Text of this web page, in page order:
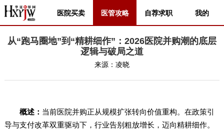
医院买卖 医管攻略 自荐求职 我的
从“跑马圈地”到“精耕细作”：2026医院并购潮的底层
逻辑与破局之道
来源： 凌晓
概述： 当前医院并购正从规模扩张转向价值重构。在政策引
导与支付改革双重驱动下，行业告别粗放增长，迈向精耕细作。